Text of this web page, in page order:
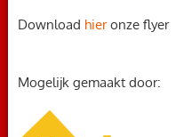
Download hieronze flyer
Mogelijk gemaakt door: